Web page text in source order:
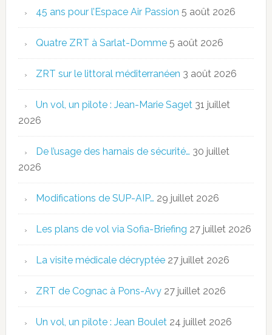
45 ans pour l’Espace Air Passion 5 août 2026
Quatre ZRT à Sarlat-Domme 5 août 2026
ZRT sur le littoral méditerranéen 3 août 2026
Un vol, un pilote : Jean-Marie Saget 31 juillet
2026
De l’usage des harnais de sécurité… 30 juillet
2026
Modifications de SUP-AIP… 29 juillet 2026
Les plans de vol via Sofia-Briefing 27 juillet 2026
La visite médicale décryptée 27 juillet 2026
ZRT de Cognac à Pons-Avy 27 juillet 2026
Un vol, un pilote : Jean Boulet 24 juillet 2026